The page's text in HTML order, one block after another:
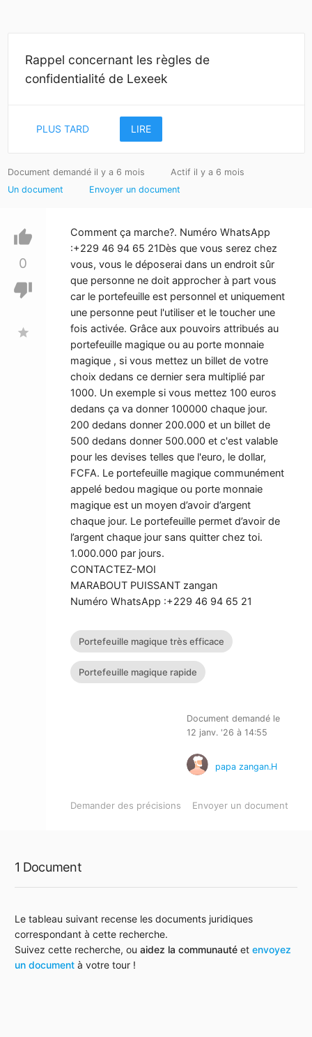
Rappel concernant les règles de
confidentialité de Lexeek
PLUS TARD LIRE
Document demandé il y a 6 mois
Actif il y a 6 mois
Un document
Envoyer un document
thumb_up
0
thumb_down
star
Comment ça marche?. Numéro WhatsApp
:+229 46 94 65 21Dès que vous serez chez
vous, vous le déposerai dans un endroit sûr
que personne ne doit approcher à part vous
car le portefeuille est personnel et uniquement
une personne peut l'utiliser et le toucher une
fois activée. Grâce aux pouvoirs attribués au
portefeuille magique ou au porte monnaie
magique , si vous mettez un billet de votre
choix dedans ce dernier sera multiplié par
1000. Un exemple si vous mettez 100 euros
dedans ça va donner 100000 chaque jour.
200 dedans donner 200.000 et un billet de
500 dedans donner 500.000 et c'est valable
pour les devises telles que l'euro, le dollar,
FCFA. Le portefeuille magique communément
appelé bedou magique ou porte monnaie
magique est un moyen d’avoir d’argent
chaque jour. Le portefeuille permet d’avoir de
l’argent chaque jour sans quitter chez toi.
1.000.000 par jours.
CONTACTEZ-MOI
MARABOUT PUISSANT zangan
Numéro WhatsApp :+229 46 94 65 21
Portefeuille magique très efficace
Portefeuille magique rapide
Document demandé le
12 janv. '26 à 14:55
papa zangan.H
Demander des précisions Envoyer un document
1 Document
Le tableau suivant recense les documents juridiques
correspondant à cette recherche.
Suivez cette recherche, ou aidez la communauté et envoyez
un document à votre tour !